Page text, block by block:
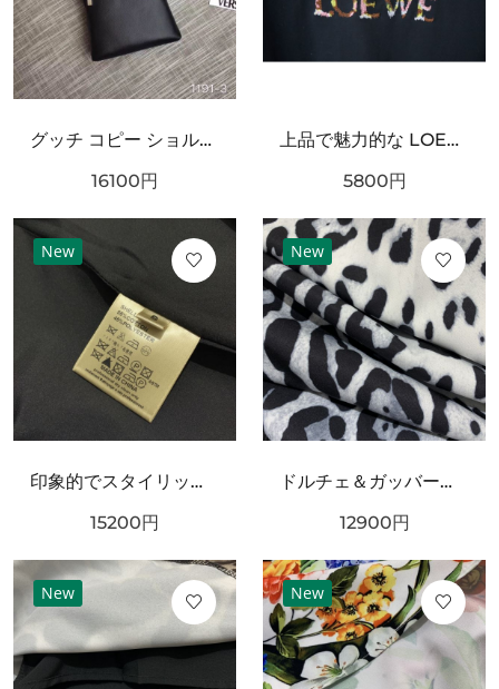
グッチ コピー ショルダーバッグ GUCCI 個性を引き立てるスタイリッシュな仕上がり
16100円
上品で魅力的な LOEWE ロエベ スーパーコピー Tシャツ シンプル
5800円
New
印象的でスタイリッシュな DOLCE＆GABBANA ドルチェ＆ガッバーナ コピー ワンピース
15200円
New
ドルチェ＆ガッバーナ コピー 上下セット DOLCE＆GABBANA シックでフェミニンな装い
12900円
New New